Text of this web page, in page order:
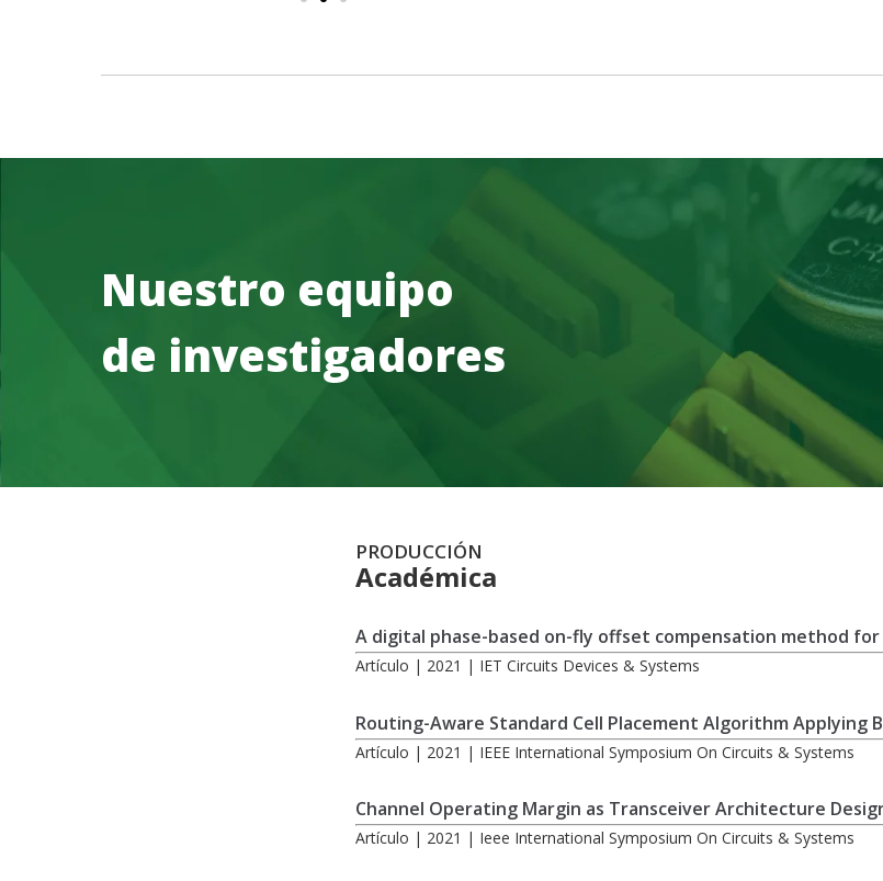
Nuestro equipo
de investigadores
PRODUCCIÓN
Académica
A digital phase-based on-fly offset compensation method
Artículo | 2021 | IET Circuits Devices & Systems
Routing-Aware Standard Cell Placement Algorithm Applying
Artículo | 2021 | IEEE International Symposium On Circuits & Systems
Channel Operating Margin as Transceiver Architecture
Artículo | 2021 | Ieee International Symposium On Circuits & Systems